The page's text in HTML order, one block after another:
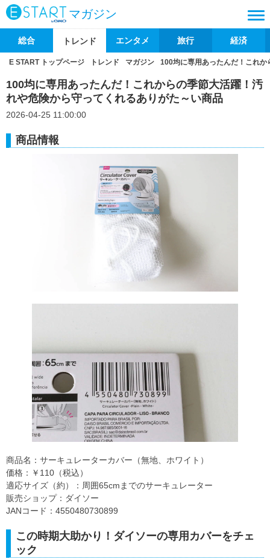
マガジン
総合 トレンド エンタメ 旅行 経済
E START トップページ トレンド マガジン 100均に専用あったんだ！これ
100均に専用あったんだ！これからの季節大活躍！汚
れや危険から守ってくれるありがた～い商品
2026-04-25 11:00:00
商品情報
商品名：サーキュレーターカバー（無地、ホワイト）
価格：￥110（税込）
適応サイズ（約）：周囲65cmまでのサーキュレーター
販売ショップ：ダイソー
JANコード：4550480730899
この時期大助かり！ダイソーの専用カバーをチェ
ック